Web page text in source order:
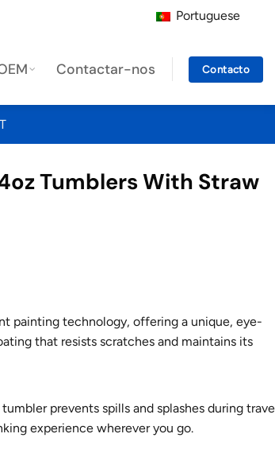
Portuguese
Contactar-nos Contacto
Tumblers With Straw
painting technology, offering a unique, eye-
that resists scratches and maintains its
prevents spills and splashes during
experience wherever you go.